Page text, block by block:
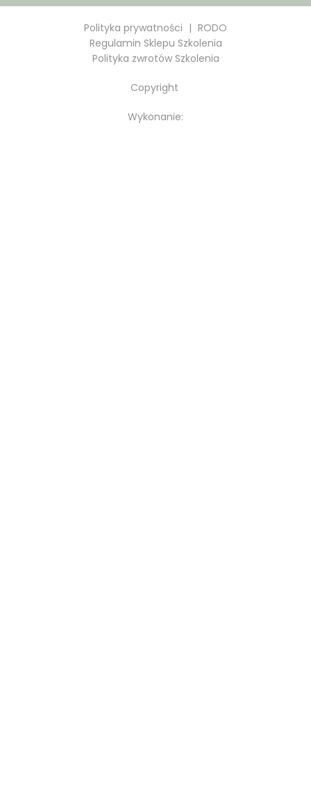
Polityka prywatności | RODO
Regulamin Sklepu Szkolenia
Polityka zwrotów Szkolenia
Copyright
Wykonanie: